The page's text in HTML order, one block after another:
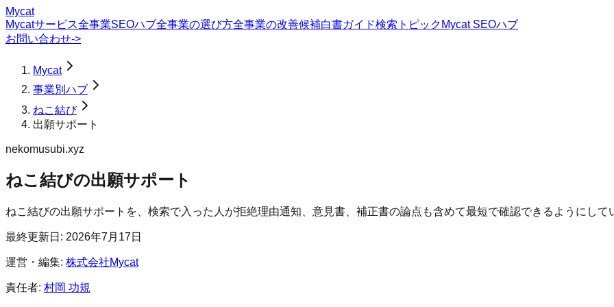
Mycat
Mycatサービス全事業SEOハブ全事業の選び方全事業の改善候補白書ガイド検索トピック Mycat SEOハブ
お問い合わせ->
Mycat
事業別ハブ
ねこ結び
出願サポート
nekomusubi.xyz
ねこ結びの出願サポート
ねこ結びの出願サポートを、検索で入った人が拒絶理由通知、意見書、補正書の論点も含めて最短で確認できるようにして
最終更新日: 2026年7月17日
運営・編集: 株式会社Mycat
責任者: 村岡 功規